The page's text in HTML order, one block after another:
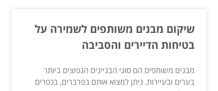
שיקום מבנים משותפים לשמירה על
בטיחות הדיירים והסביבה
מבנים משותפים הם סוגי הבניינים הנפוצים ביותר
בערים ובעיירות. ניתן למצוא אותם בפרברים, בכפרים